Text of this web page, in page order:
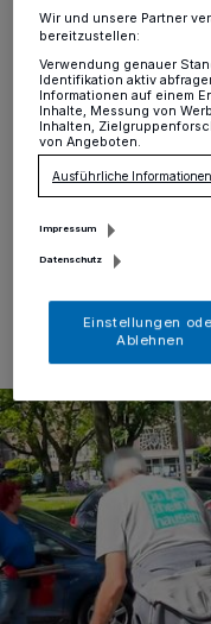
Duisburg·Der
Samstag, 13. Juni,
Müllsammelaktion
der Ecke Moerser
Duisburg-
Umfeld bis zur
Wir und unsere Partner
bereitzustellen:
Verwendung genauer
Identifikation aktiv
Informationen auf einem
Inhalte, Messung von
Inhalten,
von Angeboten.
Ausführliche Informationen
Impressum
Datenschutz
Einstellungen
Ablehnen